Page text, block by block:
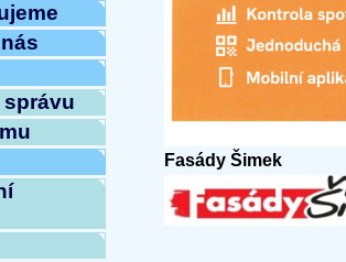
správu
Fasády Šimek